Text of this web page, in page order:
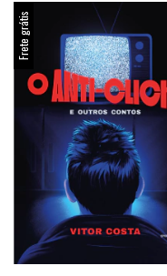
Frete grátis